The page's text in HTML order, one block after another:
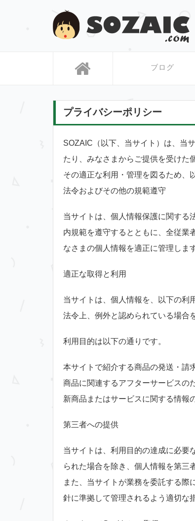
ブログ
プライバシーポリシー
SOZAIC（以下、当サイト）は、当
たり、みなさまからご提供を受けた
その適正な利用・管理を図るため、
法令およびその他の規範遵守
当サイトは、個人情報保護に関する
内規範を遵守するとともに、全従業
なさまの個人情報を適正に管理します
適正な取得と利用
当サイトは、個人情報を、以下の利
法令上、例外と認められている場合
利用目的は以下の通りです。
本サイトで紹介する商品の発送・請
商品に関連するアフターサービスの
新商品またはサービスに関する情報
第三者への提供
当サイトは、利用目的の達成に必要
られた場合を除き、個人情報を第三
また、当サイトが業務を委託する際
針に準拠して管理されるよう適切な